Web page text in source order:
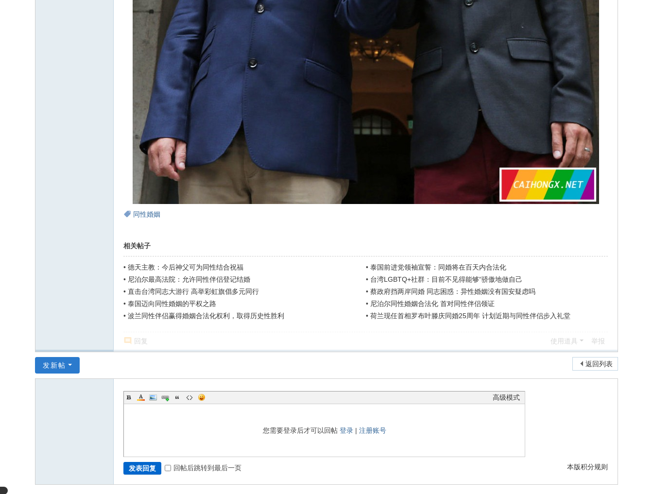
同性婚姻
相关帖子
• 德天主教：今后神父可为同性结合祝福 • 泰国前进党领袖宣誓：同婚将在百天内合法化
• 尼泊尔最高法院：允许同性伴侣登记结婚 • 台湾LGBTQ+社群：目前不见得能够“骄傲地做自己
• 直击台湾同志大游行 高举彩虹旗倡多元同行 • 蔡政府挡两岸同婚 同志困惑：异性婚姻没有国安疑虑吗
• 泰国迈向同性婚姻的平权之路 • 尼泊尔同性婚姻合法化 首对同性伴侣领证
• 波兰同性伴侣赢得婚姻合法化权利，取得历史性胜利 • 荷兰现任首相罗布叶滕庆同婚25周年 计划近期与同性伴侣步入礼堂
回复 使用道具 举报
返回列表
发新帖
高级模式
您需要登录后才可以回帖 登录| 注册账号
本版积分规则
发表回复 回帖后跳转到最后一页